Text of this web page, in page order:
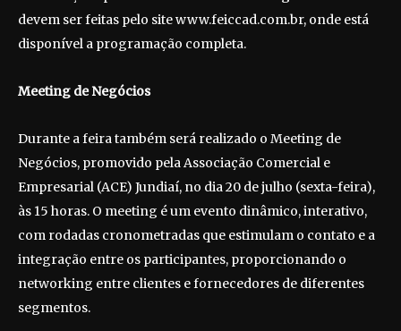
devem ser feitas pelo site www.feiccad.com.br, onde está
disponível a programação completa.
Meeting de Negócios
Durante a feira também será realizado o Meeting de
Negócios, promovido pela Associação Comercial e
Empresarial (ACE) Jundiaí, no dia 20 de julho (sexta-feira),
às 15 horas. O meeting é um evento dinâmico, interativo,
com rodadas cronometradas que estimulam o contato e a
integração entre os participantes, proporcionando o
networking entre clientes e fornecedores de diferentes
segmentos.